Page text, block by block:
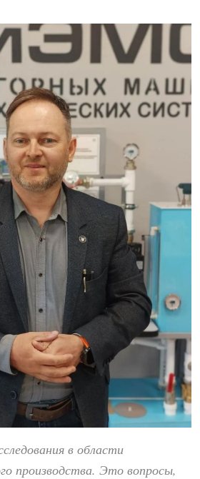
в области
производства. Это вопросы,